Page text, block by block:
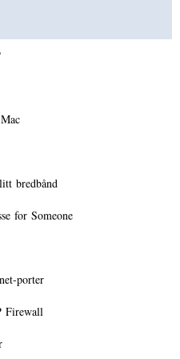
bredbånd
for Someone
porter
Firewall